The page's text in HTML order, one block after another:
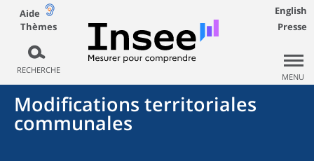
Aide
Thèmes
RECHERCHE
English
Presse
MENU
Modifications territoriales
communales